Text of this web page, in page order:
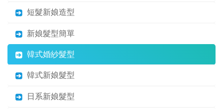
短髮新娘造型
新娘髮型簡單
韓式婚紗髮型
韓式新娘髮型
日系新娘髮型